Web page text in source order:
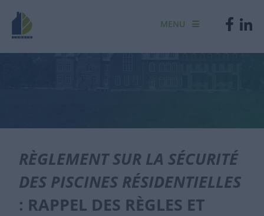
MENU
RÈGLEMENT SUR LA SÉCURITÉ
DES PISCINES RÉSIDENTIELLES
: RAPPEL DES RÈGLES ET